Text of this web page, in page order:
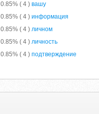
0.85% ( 4 ) вашу
0.85% ( 4 ) информация
0.85% ( 4 ) личном
0.85% ( 4 ) личность
0.85% ( 4 ) подтверждение